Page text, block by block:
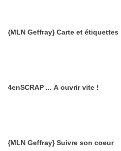
{MLN Geffray} Carte et étiquettes
4enSCRAP ... A ouvrir vite !
{MLN Geffray} Suivre son coeur